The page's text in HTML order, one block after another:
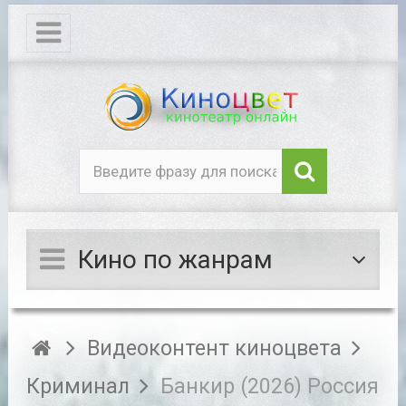
Кино по жанрам
Видеоконтент киноцвета
Криминал
Банкир (2026) Россия